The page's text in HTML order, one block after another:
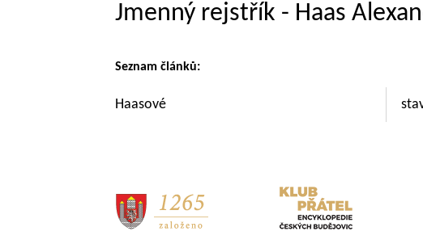
Jmenný rejstřík - Haas
Seznam článků:
Haasové